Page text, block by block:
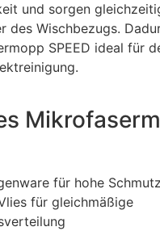
und sorgen
des Wischbezugs.
SPEED ideal für
für hohe
für gleichmäßige